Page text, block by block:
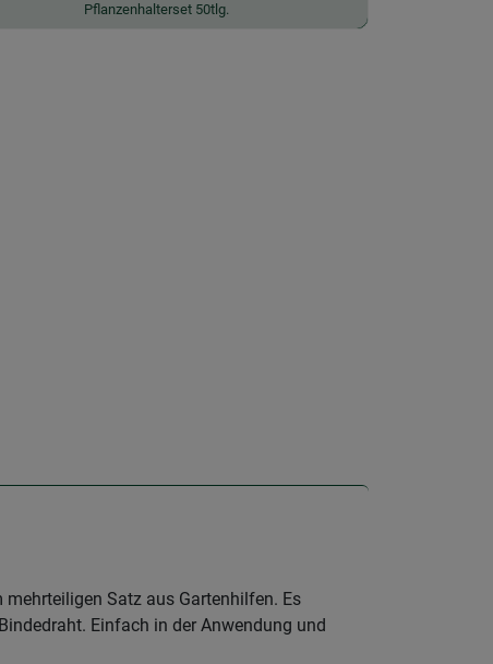
Pflanzenhalterset 50tlg.
Satz aus Gartenhilfen. Es
Einfach in der Anwendung und